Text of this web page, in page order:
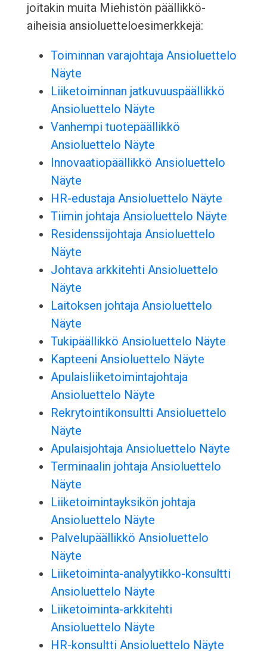
joitakin muita Miehistön päällikkö-
aiheisia ansioluetteloesimerkkejä:
Toiminnan varajohtaja Ansioluettelo
Näyte
Liiketoiminnan jatkuvuuspäällikkö
Ansioluettelo Näyte
Vanhempi tuotepäällikkö
Ansioluettelo Näyte
Innovaatiopäällikkö Ansioluettelo
Näyte
HR-edustaja Ansioluettelo Näyte
Tiimin johtaja Ansioluettelo Näyte
Residenssijohtaja Ansioluettelo
Näyte
Johtava arkkitehti Ansioluettelo
Näyte
Laitoksen johtaja Ansioluettelo
Näyte
Tukipäällikkö Ansioluettelo Näyte
Kapteeni Ansioluettelo Näyte
Apulaisliiketoimintajohtaja
Ansioluettelo Näyte
Rekrytointikonsultti Ansioluettelo
Näyte
Apulaisjohtaja Ansioluettelo Näyte
Terminaalin johtaja Ansioluettelo
Näyte
Liiketoimintayksikön johtaja
Ansioluettelo Näyte
Palvelupäällikkö Ansioluettelo
Näyte
Liiketoiminta-analyytikko-konsultti
Ansioluettelo Näyte
Liiketoiminta-arkkitehti
Ansioluettelo Näyte
HR-konsultti Ansioluettelo Näyte